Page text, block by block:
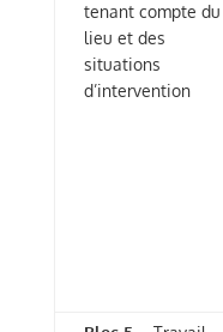
tenant compte du
lieu et des
situations
d’intervention